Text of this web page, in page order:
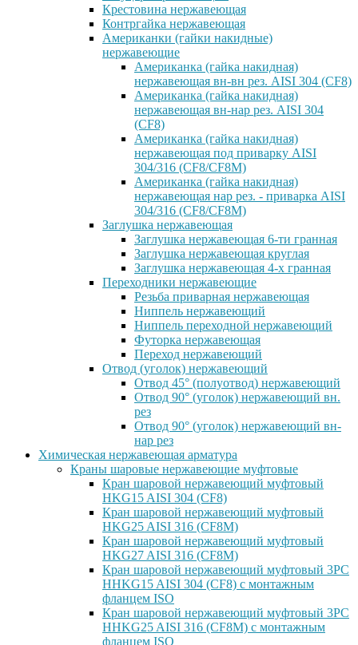
Крестовина нержавеющая
Контргайка нержавеющая
Американки (гайки накидные)
нержавеющие
Американка (гайка накидная)
нержавеющая вн-вн рез. AISI 304 (CF8)
Американка (гайка накидная)
нержавеющая вн-нар рез. AISI 304
(CF8)
Американка (гайка накидная)
нержавеющая под приварку AISI
304/316 (CF8/CF8M)
Американка (гайка накидная)
нержавеющая нар рез. - приварка AISI
304/316 (CF8/CF8M)
Заглушка нержавеющая
Заглушка нержавеющая 6-ти гранная
Заглушка нержавеющая круглая
Заглушка нержавеющая 4-х гранная
Переходники нержавеющие
Резьба приварная нержавеющая
Ниппель нержавеющий
Ниппель переходной нержавеющий
Футорка нержавеющая
Переход нержавеющий
Отвод (уголок) нержавеющий
Отвод 45° (полуотвод) нержавеющий
Отвод 90° (уголок) нержавеющий вн.
рез
Отвод 90° (уголок) нержавеющий вн-
нар рез
Химическая нержавеющая арматура
Краны шаровые нержавеющие муфтовые
Кран шаровой нержавеющий муфтовый
HKG15 AISI 304 (CF8)
Кран шаровой нержавеющий муфтовый
HKG25 AISI 316 (CF8M)
Кран шаровой нержавеющий муфтовый
HKG27 AISI 316 (CF8M)
Кран шаровой нержавеющий муфтовый 3PC
HHKG15 AISI 304 (CF8) с монтажным
фланцем ISO
Кран шаровой нержавеющий муфтовый 3PC
HHKG25 AISI 316 (CF8M) с монтажным
фланцем ISO